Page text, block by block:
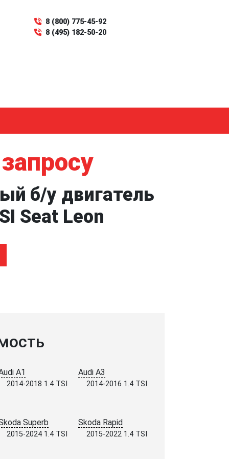
8 (800) 775-45-92
8 (495) 182-50-20
б/у двигатель
Seat Leon
A1
2014-2018 1.4 TSI
Audi A3
2014-2016 1.4 TSI
Superb
2015-2024 1.4 TSI
Skoda Rapid
2015-2022 1.4 TSI